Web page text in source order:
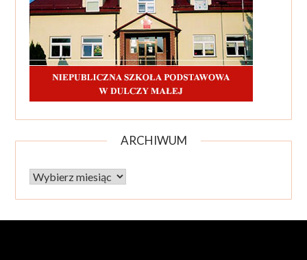
ARCHIWUM
Archiwum